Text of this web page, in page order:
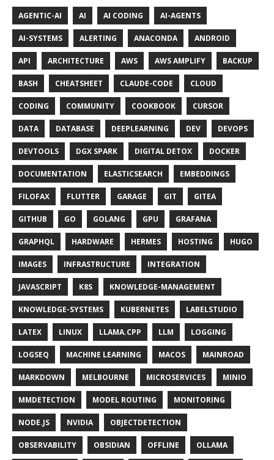
AGENTIC-AI AI AI CODING AI-AGENTS
AI-SYSTEMS ALERTING ANACONDA ANDROID
API ARCHITECTURE AWS AWS AMPLIFY BACKUP
BASH CHEATSHEET CLAUDE-CODE CLOUD
CODING COMMUNITY COOKBOOK CURSOR
DATA DATABASE DEEPLEARNING DEV DEVOPS
DEVTOOLS DGX SPARK DIGITAL DETOX DOCKER
DOCUMENTATION ELASTICSEARCH EMBEDDINGS
FILOFAX FLUTTER GARAGE GIT GITEA
GITHUB GO GOLANG GPU GRAFANA
GRAPHQL HARDWARE HERMES HOSTING HUGO
IMAGES INFRASTRUCTURE INTEGRATION
JAVASCRIPT K8S KNOWLEDGE-MANAGEMENT
KNOWLEDGE-SYSTEMS KUBERNETES LABELSTUDIO
LATEX LINUX LLAMA.CPP LLM LOGGING
LOGSEQ MACHINE LEARNING MACOS MAINROAD
MARKDOWN MELBOURNE MICROSERVICES MINIO
MMDETECTION MODEL ROUTING MONITORING
NODE.JS NVIDIA OBJECTDETECTION
OBSERVABILITY OBSIDIAN OFFLINE OLLAMA